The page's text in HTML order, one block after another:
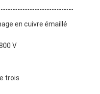
en cuivre émaillé
V
trois